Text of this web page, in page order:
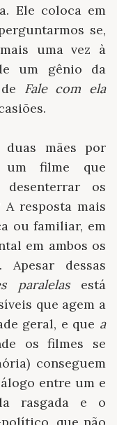
Ele coloca em
se,
uma vez à
um gênio da
Fale com ela
mães por
um filme que
os
resposta mais
ou familiar, em
em ambos os
dessas
paralelasestá
que agem a
geral, e que a
os filmes se
conseguem
entre um e
rasgada e o